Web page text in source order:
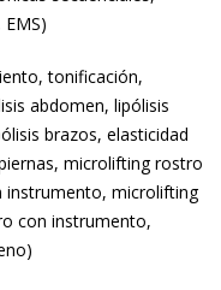
tonificación,
abdomen, lipólisis
brazos, elasticidad
microlifting rostro
microlifting
con instrumento,